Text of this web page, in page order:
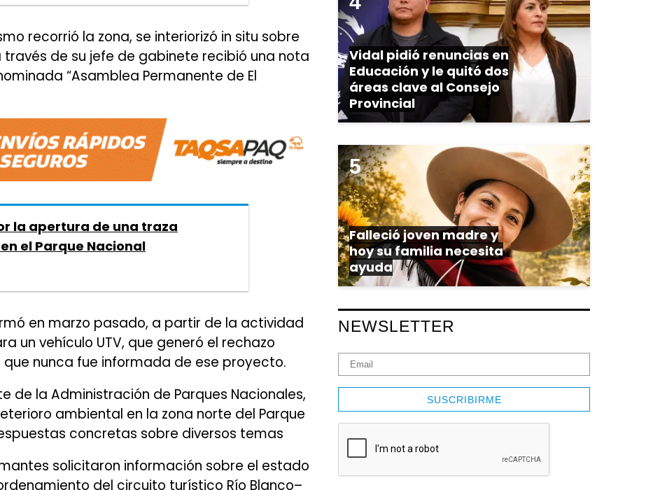
recorrió la zona, se interiorizó in situ sobre
de su jefe de gabinete recibió una nota
“Asamblea Permanente de El
la apertura de una traza
el Parque Nacional
en marzo pasado, a partir de la actividad
un vehículo UTV, que generó el rechazo
nunca fue informada de ese proyecto.
de la Administración de Parques Nacionales,
ambiental en la zona norte del Parque
concretas sobre diversos temas
solicitaron información sobre el estado
del circuito turístico Río Blanco–
Vidal pidió renuncias en
Educación y le quitó dos
áreas clave al Consejo
Provincial
Falleció joven madre y
hoy su familia necesita
ayuda
NEWSLETTER
SUSCRIBIRME